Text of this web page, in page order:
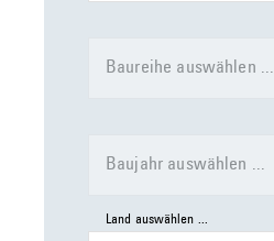
Baureihe auswählen ...
Baujahr auswählen ...
Land auswählen ...